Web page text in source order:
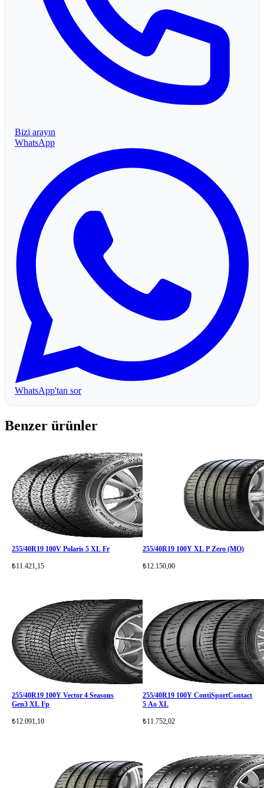
Bizi arayın
WhatsApp
WhatsApp'tan sor
Benzer ürünler
255/40R19 100V Polaris 5 XL Fr
₺11.421,15
255/40R19 100Y XL P Zero (MO)
₺12.150,00
255/40R19 100Y Vector 4 Seasons
Gen3 XL Fp
₺12.091,10
255/40R19 100Y ContiSportContact
5 Ao XL
₺11.752,02